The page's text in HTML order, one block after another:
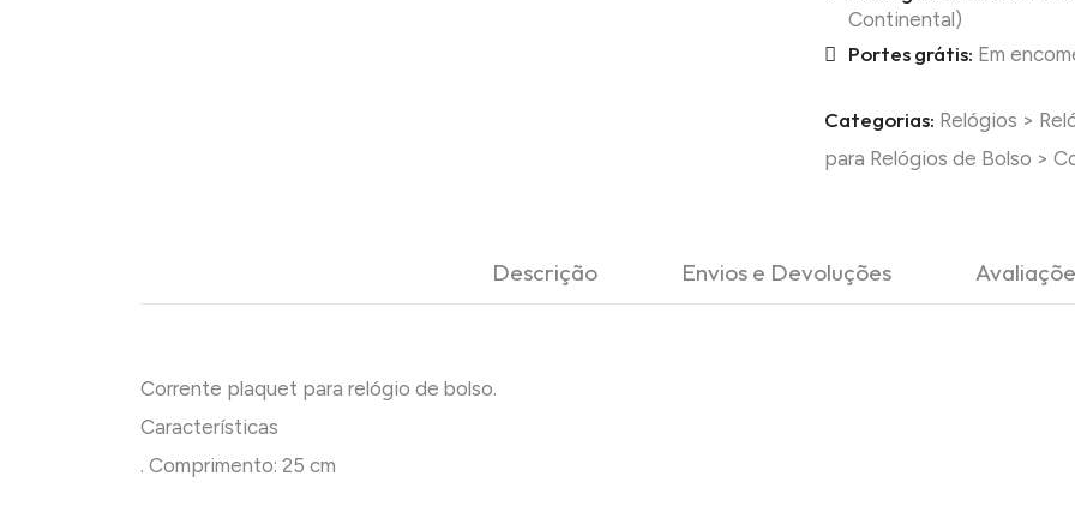
Continental)
Portes grátis: Em
Categorias: Relógios >
para Relógios de Bolso >
Descrição Envios e Devoluções
Corrente plaquet para relógio de bolso.
Características
. Comprimento: 25 cm